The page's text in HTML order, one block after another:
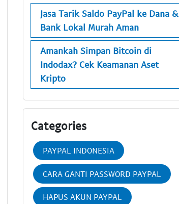
Jasa Tarik Saldo PayPal ke Dana &
Bank Lokal Murah Aman
Amankah Simpan Bitcoin di
Indodax? Cek Keamanan Aset
Kripto
Categories
PAYPAL INDONESIA
CARA GANTI PASSWORD PAYPAL
HAPUS AKUN PAYPAL